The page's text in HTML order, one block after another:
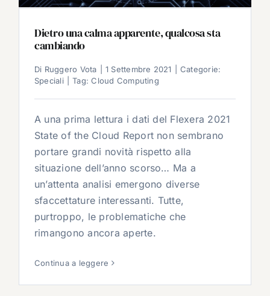
Dietro una calma apparente, qualcosa sta
cambiando
Di Ruggero Vota 1 Settembre 2021
Categorie:
Speciali
Tag:Cloud Computing
A una prima lettura i dati del Flexera 2021
State of the Cloud Report non sembrano
portare grandi novità rispetto alla
situazione dell’anno scorso… Ma a
un’attenta analisi emergono diverse
sfaccettature interessanti. Tutte,
purtroppo, le problematiche che
rimangono ancora aperte.
Continua a leggere